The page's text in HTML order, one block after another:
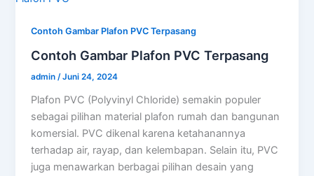
Contoh Gambar Plafon PVC Terpasang
Contoh Gambar Plafon PVC Terpasang
admin /Juni 24, 2024
Plafon PVC (Polyvinyl Chloride) semakin populer
sebagai pilihan material plafon rumah dan bangunan
komersial. PVC dikenal karena ketahanannya
terhadap air, rayap, dan kelembapan. Selain itu, PVC
juga menawarkan berbagai pilihan desain yang